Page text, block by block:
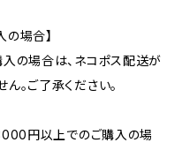
場合】
の場合は、ネコポス配送が
。ご了承ください。
円以上でのご購入の場